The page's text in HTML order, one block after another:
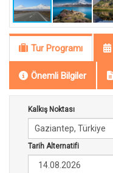
Tur Programı
Önemli Bilgiler
Kalkış Noktası
Tarih Alternatifi